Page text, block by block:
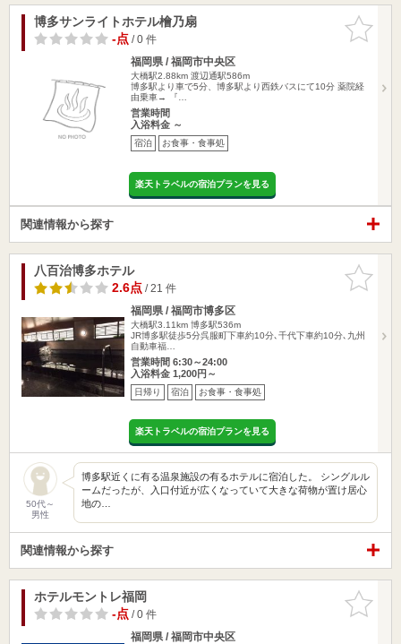
お気に入
りに追加
博多サンライトホテル檜乃扇
-点/ 0 件
福岡県 / 福岡市中央区
大橋駅2.88km 渡辺通駅586m
博多駅より車で5分、博多駅より西鉄バスにて10分 薬院経
由乗車→ 『…
営業時間
入浴料金 ～
宿泊 お食事・食事処
楽天トラベルの宿泊プランを見る
関連情報から探す
お気に入
りに追加
八百治博多ホテル
2.6点/ 21 件
福岡県 / 福岡市博多区
大橋駅3.11km 博多駅536m
JR博多駅徒歩5分呉服町下車約10分､千代下車約10分､九州
自動車福…
営業時間 6:30～24:00
入浴料金 1,200円～
日帰り 宿泊 お食事・食事処
楽天トラベルの宿泊プランを見る
50代～
男性
博多駅近くに有る温泉施設の有るホテルに宿泊した。 シングルル
ームだったが、入口付近が広くなっていて大きな荷物が置け居心
地の…
関連情報から探す
お気に入
りに追加
ホテルモントレ福岡
-点/ 0 件
福岡県 / 福岡市中央区